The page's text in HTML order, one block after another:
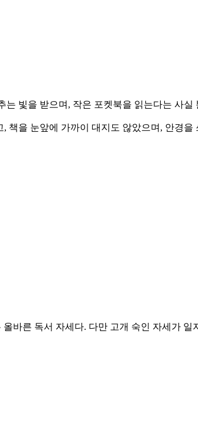
빛을 받으며, 작은 포켓북을 읽는다는 사실
을 눈앞에 가까이 대지도 않았으며, 안경을
바른 독서 자세다. 다만 고개 숙인 자세가 일